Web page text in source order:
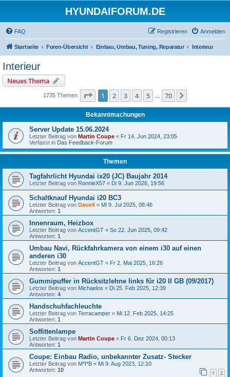
HYUNDAIFORUM.DE
FAQ Anmelden
Registrieren
Startseite Foren-Übersicht Einbau, Umbau, Tuning, Reparatur Interieur
Interieur
Neues Thema
1735 Themen Seite 1von 70
1 2 3 4 5 70
Bekanntmachungen
Server Update 15.06.2024
Letzter Beitrag von Martin Coupe « Fr 14. Jun 2024, 23:05
Verfasst in Das Feedback-Forum
Themen
Tagfahrlicht Hyundai ix20 (JC) Baujahr 2014
Letzter Beitrag von RonnieX57 « Di 9. Jun 2026, 19:56
Schaltknauf Hyundai i20 BC3
Letzter Beitrag von DaveX « Mi 9. Jul 2025, 08:46
Antworten: 1
Innenraum, Heizbox
Letzter Beitrag von AccentGT « So 22. Jun 2025, 09:42
Antworten: 1
Umbau Navi, Rückfahrkamera von einem i30 auf einen
anderen i30
Letzter Beitrag von AccentGT « Fr 2. Mai 2025, 16:26
Antworten: 1
Gummipuffer in Rücksitzlehne links für i20 II GB (09/2017)
Letzter Beitrag von Michaelos « Di 25. Feb 2025, 12:39
Antworten: 4
Handschuhfachleuchte
Letzter Beitrag von Terracamper « Mi 12. Feb 2025, 14:25
Antworten: 1
Soffittenlampe
Letzter Beitrag von Martin Coupe « Fr 6. Dez 2024, 00:13
Antworten: 1
Coupe: Einbau Radio, unbekannter Zusatz- Stecker
Letzter Beitrag von M*I*B « Mi 9. Aug 2023, 12:10
Antworten: 10 1 2